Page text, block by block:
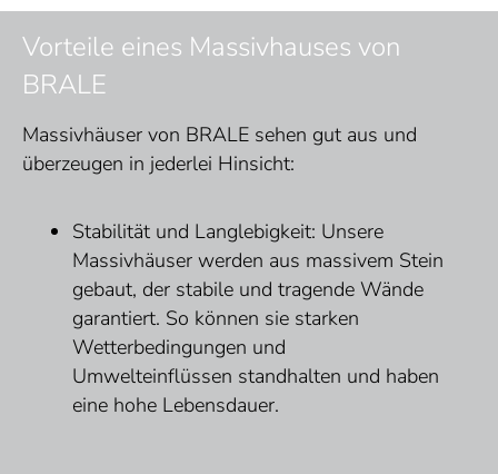
Vorteile eines Massivhauses von
BRALE
Massivhäuser von BRALE sehen gut aus und
überzeugen in jederlei Hinsicht:
Stabilität und Langlebigkeit: Unsere
Massivhäuser werden aus massivem Stein
gebaut, der stabile und tragende Wände
garantiert. So können sie starken
Wetterbedingungen und
Umwelteinflüssen standhalten und haben
eine hohe Lebensdauer.